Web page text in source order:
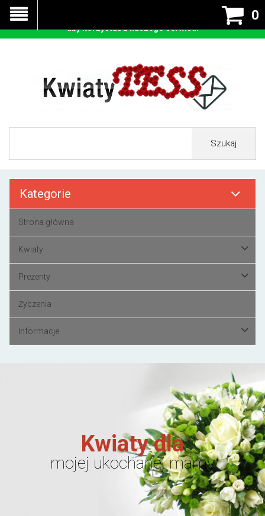
0
Szukaj
Kategorie
Strona główna
Kwiaty
Prezenty
Życzenia
Informacje
Kwiaty dla
mojej ukochanej mamy
Nasza strona korzysta z cookies - czyli tzw ciastek w celu
prawidłowego działania. Zaakceptuj przyjmowanie cookies
aby korzystać z naszego serwisu.